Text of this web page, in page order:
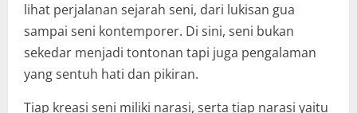
lihat perjalanan sejarah seni, dari lukisan gua
sampai seni kontemporer. Di sini, seni bukan
sekedar menjadi tontonan tapi juga pengalaman
yang sentuh hati dan pikiran.
Tiap kreasi seni miliki narasi, serta tiap narasi yaitu